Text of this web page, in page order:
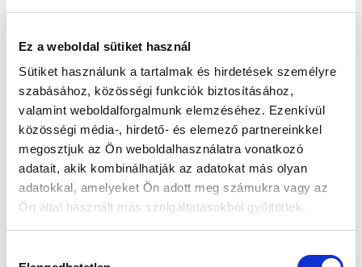
Ez a weboldal sütiket használ
Sütiket használunk a tartalmak és hirdetések személyre
szabásához, közösségi funkciók biztosításához,
valamint weboldalforgalmunk elemzéséhez. Ezenkívül
közösségi média-, hirdető- és elemező partnereinkkel
megosztjuk az Ön weboldalhasználatra vonatkozó
adatait, akik kombinálhatják az adatokat más olyan
adatokkal, amelyeket Ön adott meg számukra vagy az
Ön által használt más szolgáltatásokból gyűjtöttek.
Doxa 121.10.023.10 Férfi Karóra - Neo
189 000 Ft
219 000 Ft
Doxa 135.10.205.01 Férfi Karóra - D-Retro
219 000 Ft
229 000 Ft